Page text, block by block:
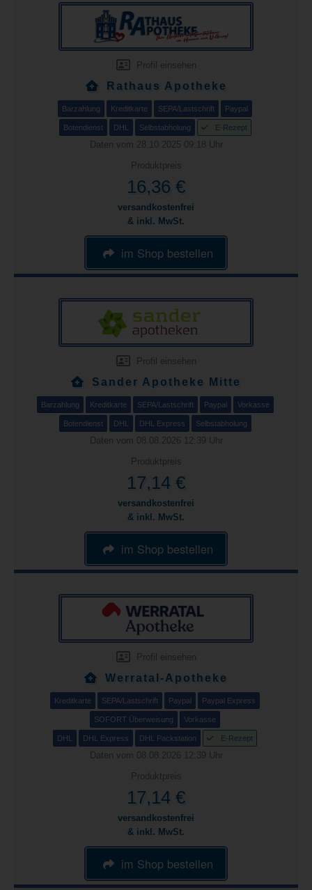
Profil einsehen
Rathaus Apotheke
Barzahlung Kreditkarte SEPA/Lastschrift Paypal
Botendienst DHL Selbstabholung E-Rezept
Daten vom 28.10.2025 09:18 Uhr
Produktpreis
16,36 €
versandkostenfrei
& inkl. MwSt.
im Shop bestellen
Profil einsehen
Sander Apotheke Mitte
Barzahlung Kreditkarte SEPA/Lastschrift Paypal Vorkasse
Botendienst DHL DHL Express Selbstabholung
Daten vom 08.08.2026 12:39 Uhr
Produktpreis
17,14 €
versandkostenfrei
& inkl. MwSt.
im Shop bestellen
Profil einsehen
Werratal-Apotheke
Kreditkarte SEPA/Lastschrift Paypal Paypal Express
SOFORT Überweisung Vorkasse
DHL DHL Express DHL Packstation E-Rezept
Daten vom 08.08.2026 12:39 Uhr
Produktpreis
17,14 €
versandkostenfrei
& inkl. MwSt.
im Shop bestellen